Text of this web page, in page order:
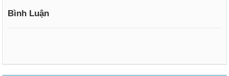
Bình Luận